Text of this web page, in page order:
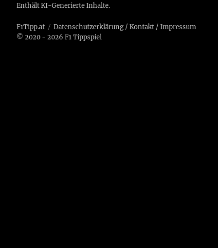
Enthält KI-Generierte Inhalte.
F1Tipp.at Datenschutzerklärung /Kontakt /Impressum
© 2020 - 2026 F1 Tippspiel